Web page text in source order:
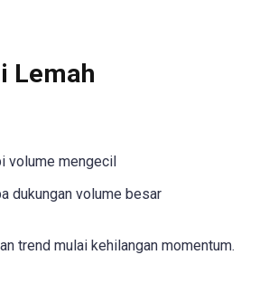
Lemah
volume mengecil
dukungan volume besar
trend mulai kehilangan momentum.